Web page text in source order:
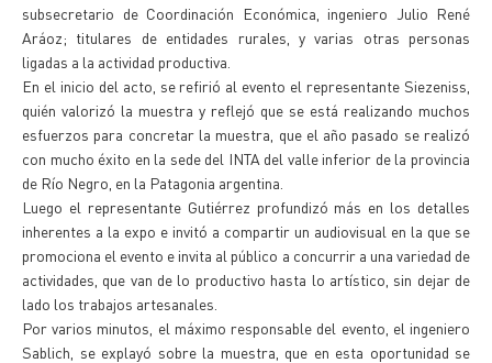
subsecretario de Coordinación Económica, ingeniero Julio René
Aráoz; titulares de entidades rurales, y varias otras personas
ligadas a la actividad productiva.
En el inicio del acto, se refirió al evento el representante Siezeniss,
quién valorizó la muestra y reflejó que se está realizando muchos
esfuerzos para concretar la muestra, que el año pasado se realizó
con mucho éxito en la sede del INTA del valle inferior de la provincia
de Río Negro, en la Patagonia argentina.
Luego el representante Gutiérrez profundizó más en los detalles
inherentes a la expo e invitó a compartir un audiovisual en la que se
promociona el evento e invita al público a concurrir a una variedad de
actividades, que van de lo productivo hasta lo artístico, sin dejar de
lado los trabajos artesanales.
Por varios minutos, el máximo responsable del evento, el ingeniero
Sablich, se explayó sobre la muestra, que en esta oportunidad se